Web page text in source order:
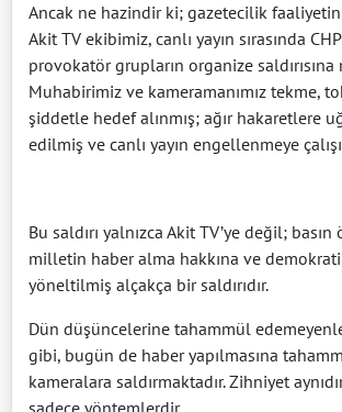
Ancak ne hazindir ki; gazetecilik
Akit TV ekibimiz, canlı yayın sırasında
provokatör grupların organize saldırısına
Muhabirimiz ve kameramanımız tekme,
şiddetle hedef alınmış; ağır hakaretlere
edilmiş ve canlı yayın engellenmeye
Bu saldırı yalnızca Akit TV’ye değil;
milletin haber alma hakkına ve
yöneltilmiş alçakça bir saldırıdır.
Dün düşüncelerine tahammül
gibi, bugün de haber yapılmasına
kameralara saldırmaktadır. Zihniyet